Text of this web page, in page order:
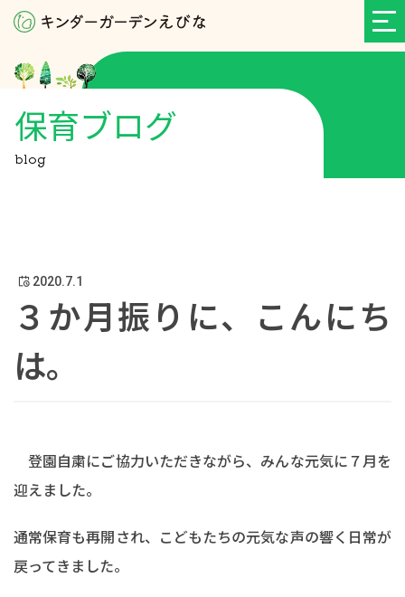
保育ブログ
blog
2020.7.1
３か月振りに、こんにち
は。
登園自粛にご協力いただきながら、みんな元気に７月を
迎えました。
通常保育も再開され、こどもたちの元気な声の響く日常が
戻ってきました。